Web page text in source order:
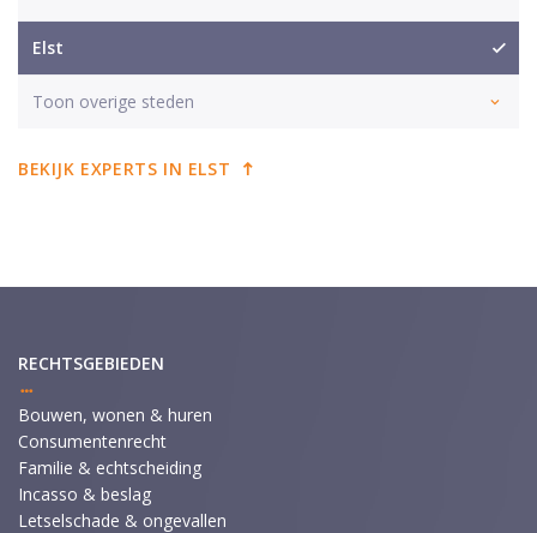
Elst
Toon overige steden
BEKIJK EXPERTS IN ELST
RECHTSGEBIEDEN
Bouwen, wonen & huren
Consumentenrecht
Familie & echtscheiding
Incasso & beslag
Letselschade & ongevallen